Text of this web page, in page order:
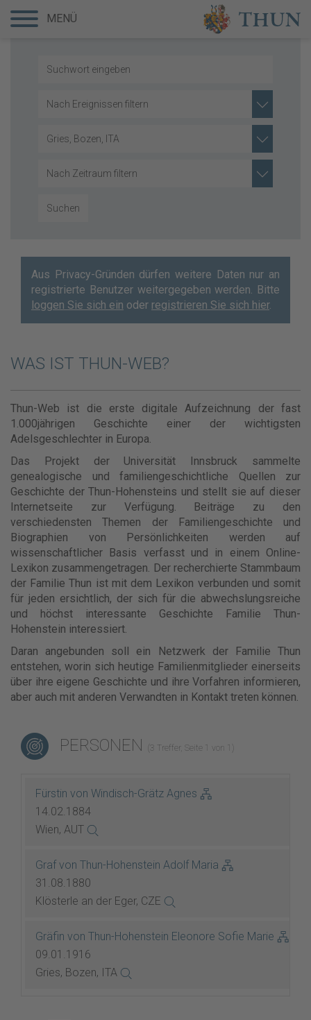
Nach Ereignissen filtern
Gries, Bozen, ITA
Nach Zeitraum filtern
Suchen
Aus Privacy-Gründen dürfen weitere Daten nur an
registrierte Benutzer weitergegeben werden. Bitte
loggen Sie sich ein oder registrieren Sie sich hier.
WAS IST THUN-WEB?
Thun-Web ist die erste digitale Aufzeichnung der fast
1.000jährigen Geschichte einer der wichtigsten
Adelsgeschlechter in Europa.
Das Projekt der Universität Innsbruck sammelte
genealogische und familiengeschichtliche Quellen zur
Geschichte der Thun-Hohensteins und stellt sie auf dieser
Internetseite zur Verfügung. Beiträge zu den
verschiedensten Themen der Familiengeschichte und
Biographien von Persönlichkeiten werden auf
wissenschaftlicher Basis verfasst und in einem Online-
Lexikon zusammengetragen. Der recherchierte Stammbaum
der Familie Thun ist mit dem Lexikon verbunden und somit
für jeden ersichtlich, der sich für die abwechslungsreiche
und höchst interessante Geschichte Familie Thun-
Hohenstein interessiert.
Daran angebunden soll ein Netzwerk der Familie Thun
entstehen, worin sich heutige Familienmitglieder einerseits
über ihre eigene Geschichte und ihre Vorfahren informieren,
aber auch mit anderen Verwandten in Kontakt treten können.
PERSONEN (3 Treffer, Seite 1 von 1)
Fürstin von Windisch-Grätz Agnes
14.02.1884
Wien, AUT
Graf von Thun-Hohenstein Adolf Maria
31.08.1880
Klösterle an der Eger, CZE
Gräfin von Thun-Hohenstein Eleonore Sofie Marie
09.01.1916
Gries, Bozen, ITA
MENÜ